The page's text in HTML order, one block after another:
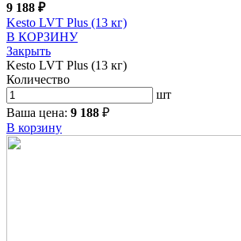
9 188 ₽
Kesto LVT Plus (13 кг)
В КОРЗИНУ
Закрыть
Kesto LVT Plus (13 кг)
Количество
шт
Ваша цена: 9 188 ₽
В корзину